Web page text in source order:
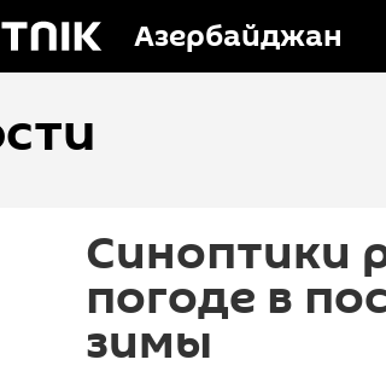
Азербайджан
Синоптики
погоде в
зимы